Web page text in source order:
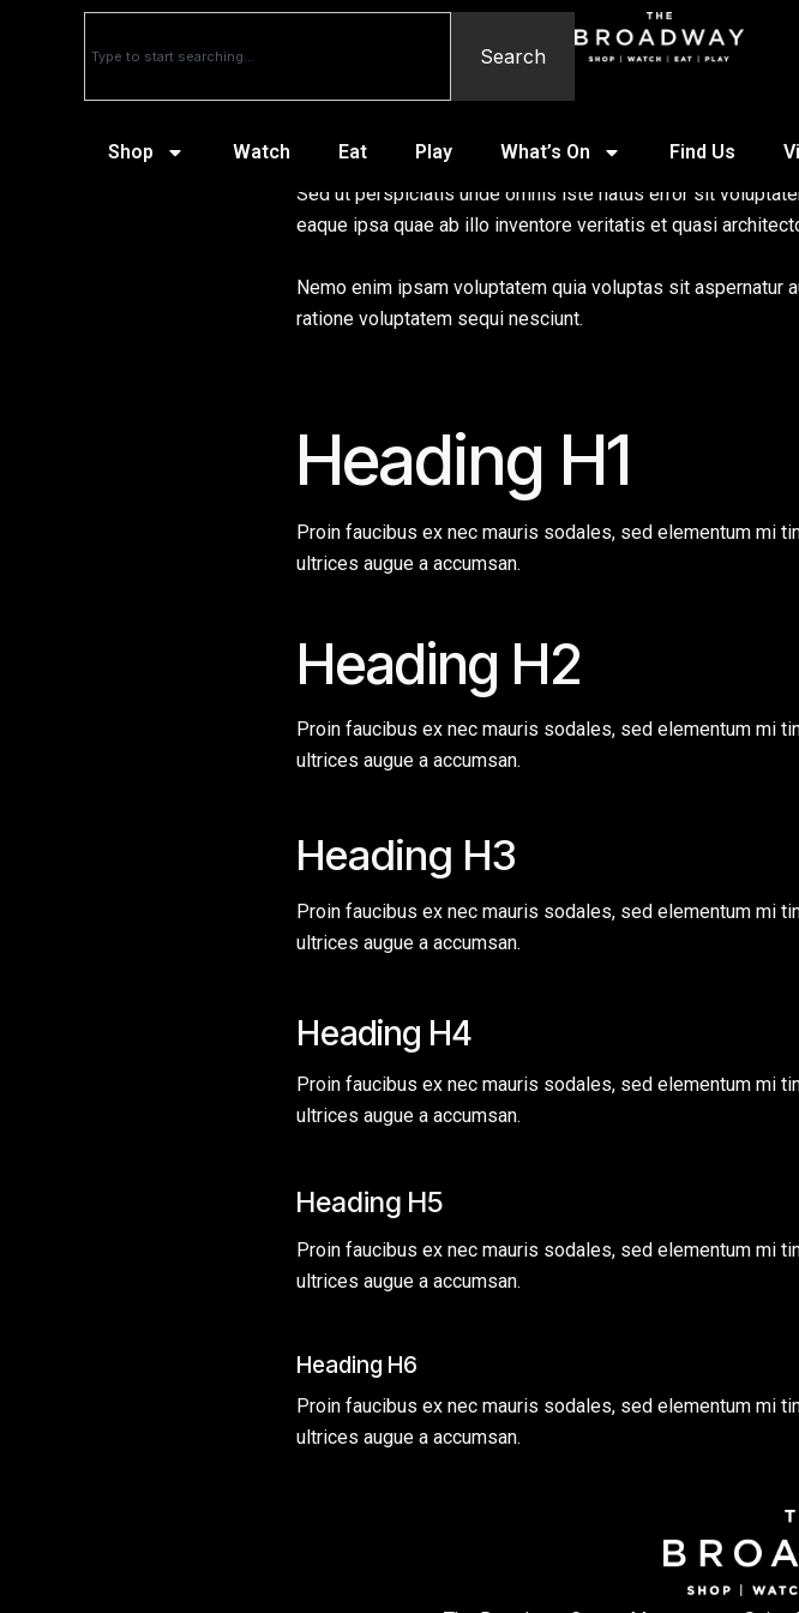
Search
Shop Watch Eat Play What’s On Find Us
Sed ut perspiciatis unde omnis iste natus error sit
eaque ipsa quae ab illo inventore veritatis et quasi
Nemo enim ipsam voluptatem quia voluptas sit aspernatur
ratione voluptatem sequi nesciunt.
Heading H1
Proin faucibus ex nec mauris sodales, sed elementum mi
ultrices augue a accumsan.
Heading H2
Proin faucibus ex nec mauris sodales, sed elementum mi
ultrices augue a accumsan.
Heading H3
Proin faucibus ex nec mauris sodales, sed elementum mi
ultrices augue a accumsan.
Heading H4
Proin faucibus ex nec mauris sodales, sed elementum mi
ultrices augue a accumsan.
Heading H5
Proin faucibus ex nec mauris sodales, sed elementum mi
ultrices augue a accumsan.
Heading H6
Proin faucibus ex nec mauris sodales, sed elementum mi
ultrices augue a accumsan.